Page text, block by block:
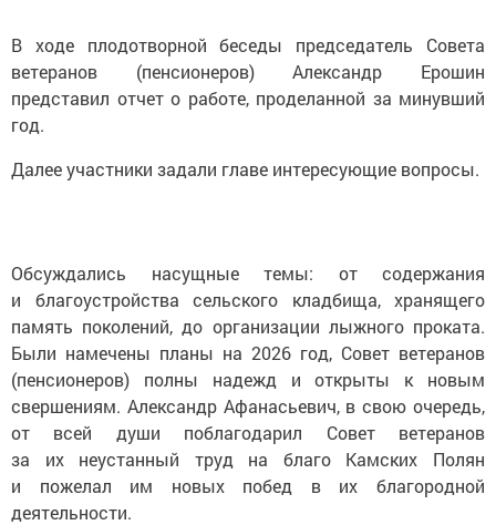
В ходе плодотворной беседы председатель Совета
ветеранов (пенсионеров) Александр Ерошин
представил отчет о работе, проделанной за минувший
год.
Далее участники задали главе интересующие вопросы.
Обсуждались насущные темы: от содержания
и благоустройства сельского кладбища, хранящего
память поколений, до организации лыжного проката.
Были намечены планы на 2026 год, Совет ветеранов
(пенсионеров) полны надежд и открыты к новым
свершениям. Александр Афанасьевич, в свою очередь,
от всей души поблагодарил Совет ветеранов
за их неустанный труд на благо Камских Полян
и пожелал им новых побед в их благородной
деятельности.